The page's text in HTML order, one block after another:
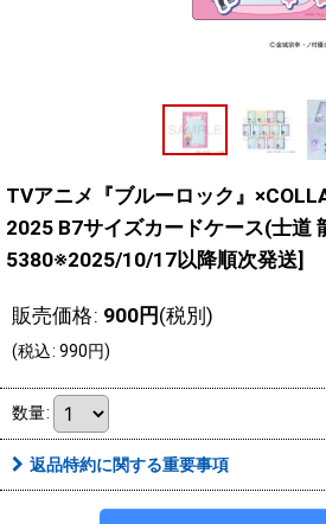
TVアニメ『ブルーロック』
2025 B7サイズカードケース(士道
5380※2025/10/17以降順次発送]
販売価格: 900円 (税別)
(税込: 990円)
数量:
返品特約に関する重要事項